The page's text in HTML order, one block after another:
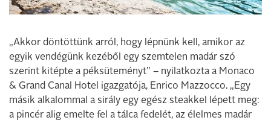
„Akkor döntöttünk arról, hogy lépnünk kell, amikor az
egyik vendégünk kezéből egy szemtelen madár szó
szerint kitépte a péksüteményt” – nyilatkozta a Monaco
& Grand Canal Hotel igazgatója, Enrico Mazzocco. „Egy
másik alkalommal a sirály egy egész steakkel lépett meg:
a pincér alig emelte fel a tálca fedelét, az élelmes madár